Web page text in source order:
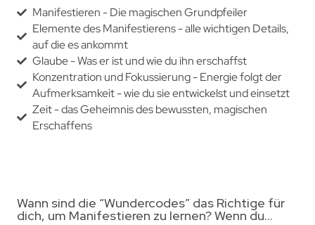
Manifestieren - Die magischen Grundpfeiler
Elemente des Manifestierens - alle wichtigen Details,
auf die es ankommt
Glaube - Was er ist und wie du ihn erschaffst
Konzentration und Fokussierung - Energie folgt der
Aufmerksamkeit - wie du sie entwickelst und einsetzt
Zeit - das Geheimnis des bewussten, magischen
Erschaffens
Wann sind die “Wundercodes” das Richtige für
dich, um Manifestieren zu lernen? Wenn du…